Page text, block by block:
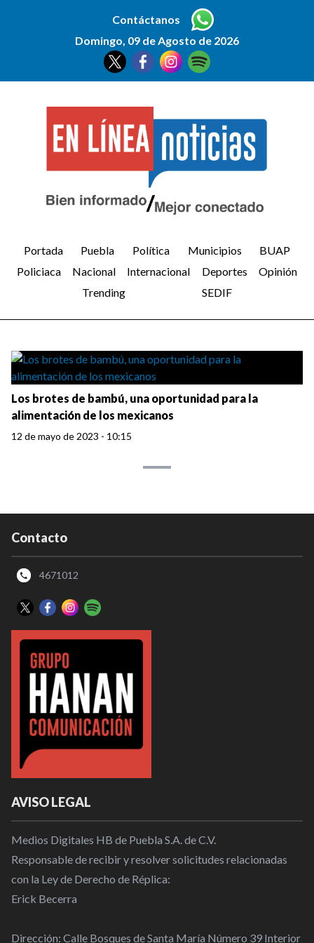
Contáctanos
Domingo, 09 de Agosto de 2026
Portada Puebla Política Municipios
BUAP
Policiaca
Nacional Internacional Deportes
Opinión
Trending
SEDIF
Los brotes de bambú, una oportunidad para la
alimentación de los mexicanos
12 de mayo de 2023 - 10:15
Contacto
4671012
AVISO LEGAL
Medios Digitales HB de Puebla S.A. de C.V.
Responsable de recibir y resolver solicitudes relacionadas
con la Ley de Derecho de Réplica:
Erick Becerra
Dirección: Calle Bosques de Santa María Número 39 Interior